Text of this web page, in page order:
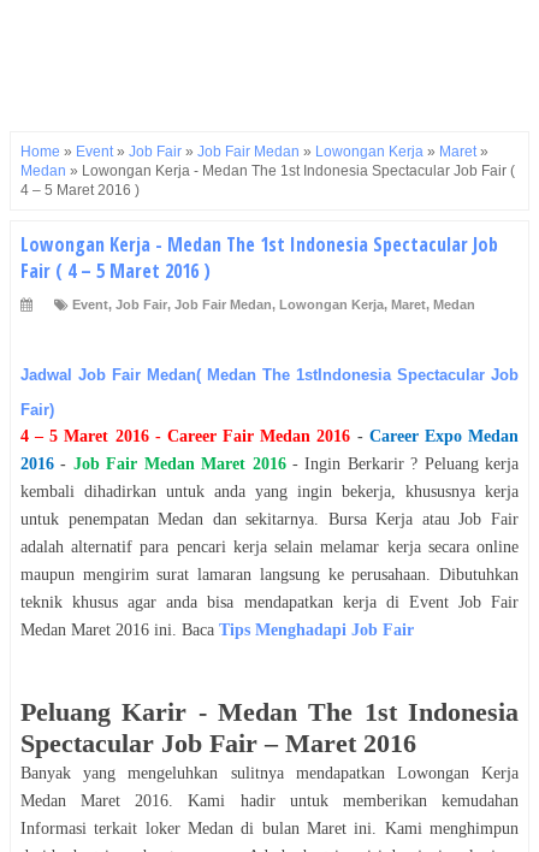
Home » Event» Job Fair » Job Fair Medan » Lowongan Kerja » Maret»
Medan » Lowongan Kerja - Medan The 1st Indonesia Spectacular Job Fair (
4 – 5 Maret 2016 )
Lowongan Kerja - Medan The 1st Indonesia Spectacular Job
Fair ( 4 – 5 Maret 2016 )
Event, Job Fair, Job Fair Medan, Lowongan Kerja, Maret, Medan
Jadwal Job Fair Medan( Medan The 1stIndonesia Spectacular Job
Fair)
4 – 5 Maret 2016- Career FairMedan 2016 - Career ExpoMedan
2016 - Job Fair Medan Maret 2016- Ingin Berkarir ? Peluang kerja
kembali dihadirkan untuk anda yang ingin bekerja, khususnya kerja
untuk penempatanMedan dan sekitarnya. Bursa Kerja atau Job Fair
adalah alternatif para pencari kerja selain melamar kerja secara online
maupun mengirim surat lamaran langsung ke perusahaan. Dibutuhkan
teknik khusus agar anda bisa mendapatkan kerja di Event Job Fair
Medan Maret 2016 ini. Baca Tips Menghadapi Job Fair
Peluang Karir - Medan The 1st Indonesia
Spectacular Job Fair – Maret 2016
Banyak yang mengeluhkan sulitnya mendapatkan Lowongan Kerja
Medan
Maret 2016 . Kami hadir untuk memberikan kemudahan
Informasi terkait loker Medan di bulan Maret ini. Kami menghimpun